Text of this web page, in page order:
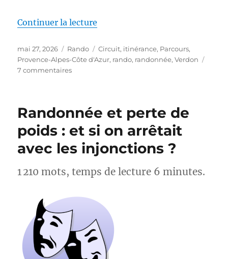
Continuer la lecture
Publié
le
mai 27, 2026 Catégories
Rando Étiquettes
Circuit, itinérance, Parcours,
Provence-Alpes-Côte d'Azur, rando, randonnée,Verdon
7 commentairessur
autour
Lac
d’Esparron
–
de-
Provence
Randonnée et perte de
poids : et si on arrêtait
avec les injonctions ?
1 210 mots, temps de lecture 6 minutes.